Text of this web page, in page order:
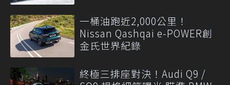
一桶油跑近2,000公里！
Nissan Qashqai e-POWER創
金氏世界紀錄
終極三排座對決！Audi Q9 /